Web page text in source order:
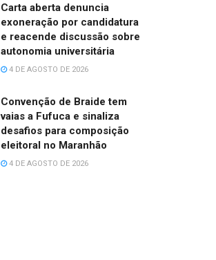
Carta aberta denuncia
exoneração por candidatura
e reacende discussão sobre
autonomia universitária
4 DE AGOSTO DE 2026
Convenção de Braide tem
vaias a Fufuca e sinaliza
desafios para composição
eleitoral no Maranhão
4 DE AGOSTO DE 2026